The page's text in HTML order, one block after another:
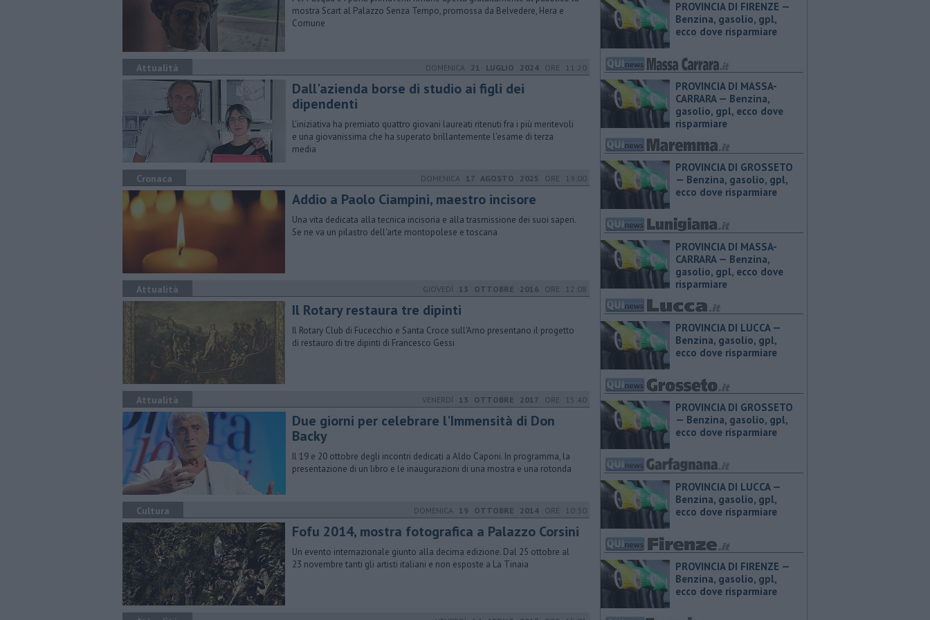
mostra Scart al Palazzo Senza Tempo, promossa da Belvedere, Hera e
Comune
Attualità DOMENICA 21 LUGLIO 2024 ORE 11:20
Dall'azienda borse di studio ai figli dei
dipendenti
L'iniziativa ha premiato quattro giovani laureati ritenuti fra i più meritevoli
e una giovanissima che ha superato brillantemente l'esame di terza
media
Cronaca DOMENICA 17 AGOSTO 2025 ORE 19:00
Addio a Paolo Ciampini, maestro incisore
Una vita dedicata alla tecnica incisoria e alla trasmissione dei suoi saperi.
Se ne va un pilastro dell'arte montopolese e toscana
Attualità GIOVEDÌ 13 OTTOBRE 2016 ORE 12:08
Il Rotary restaura tre dipinti
Il Rotary Club di Fucecchio e Santa Croce sull'Arno presentano il progetto
di restauro di tre dipinti di Francesco Gessi
Attualità VENERDÌ 13 OTTOBRE 2017 ORE 15:40
Due giorni per celebrare l'Immensità di Don
Backy
Il 19 e 20 ottobre degli incontri dedicati a Aldo Caponi. In programma, la
presentazione di un libro e le inaugurazioni di una mostra e una rotonda
Cultura DOMENICA 19 OTTOBRE 2014 ORE 10:30
Fofu 2014, mostra fotografica a Palazzo Corsini
Un evento internazionale giunto alla decima edizione. Dal 25 ottobre al
23 novembre tanti gli artisti italiani e non esposte a La Tinaia
PROVINCIA DI FIRENZE — ​
Benzina, gasolio, gpl,
ecco dove risparmiare
PROVINCIA DI MASSA-
CARRARA — ​Benzina,
gasolio, gpl, ecco dove
risparmiare
PROVINCIA DI GROSSETO
— ​Benzina, gasolio, gpl,
ecco dove risparmiare
PROVINCIA DI MASSA-
CARRARA — ​Benzina,
gasolio, gpl, ecco dove
risparmiare
PROVINCIA DI LUCCA — ​
Benzina, gasolio, gpl,
ecco dove risparmiare
PROVINCIA DI GROSSETO
— ​Benzina, gasolio, gpl,
ecco dove risparmiare
PROVINCIA DI LUCCA — ​
Benzina, gasolio, gpl,
ecco dove risparmiare
PROVINCIA DI FIRENZE — ​
Benzina, gasolio, gpl,
ecco dove risparmiare